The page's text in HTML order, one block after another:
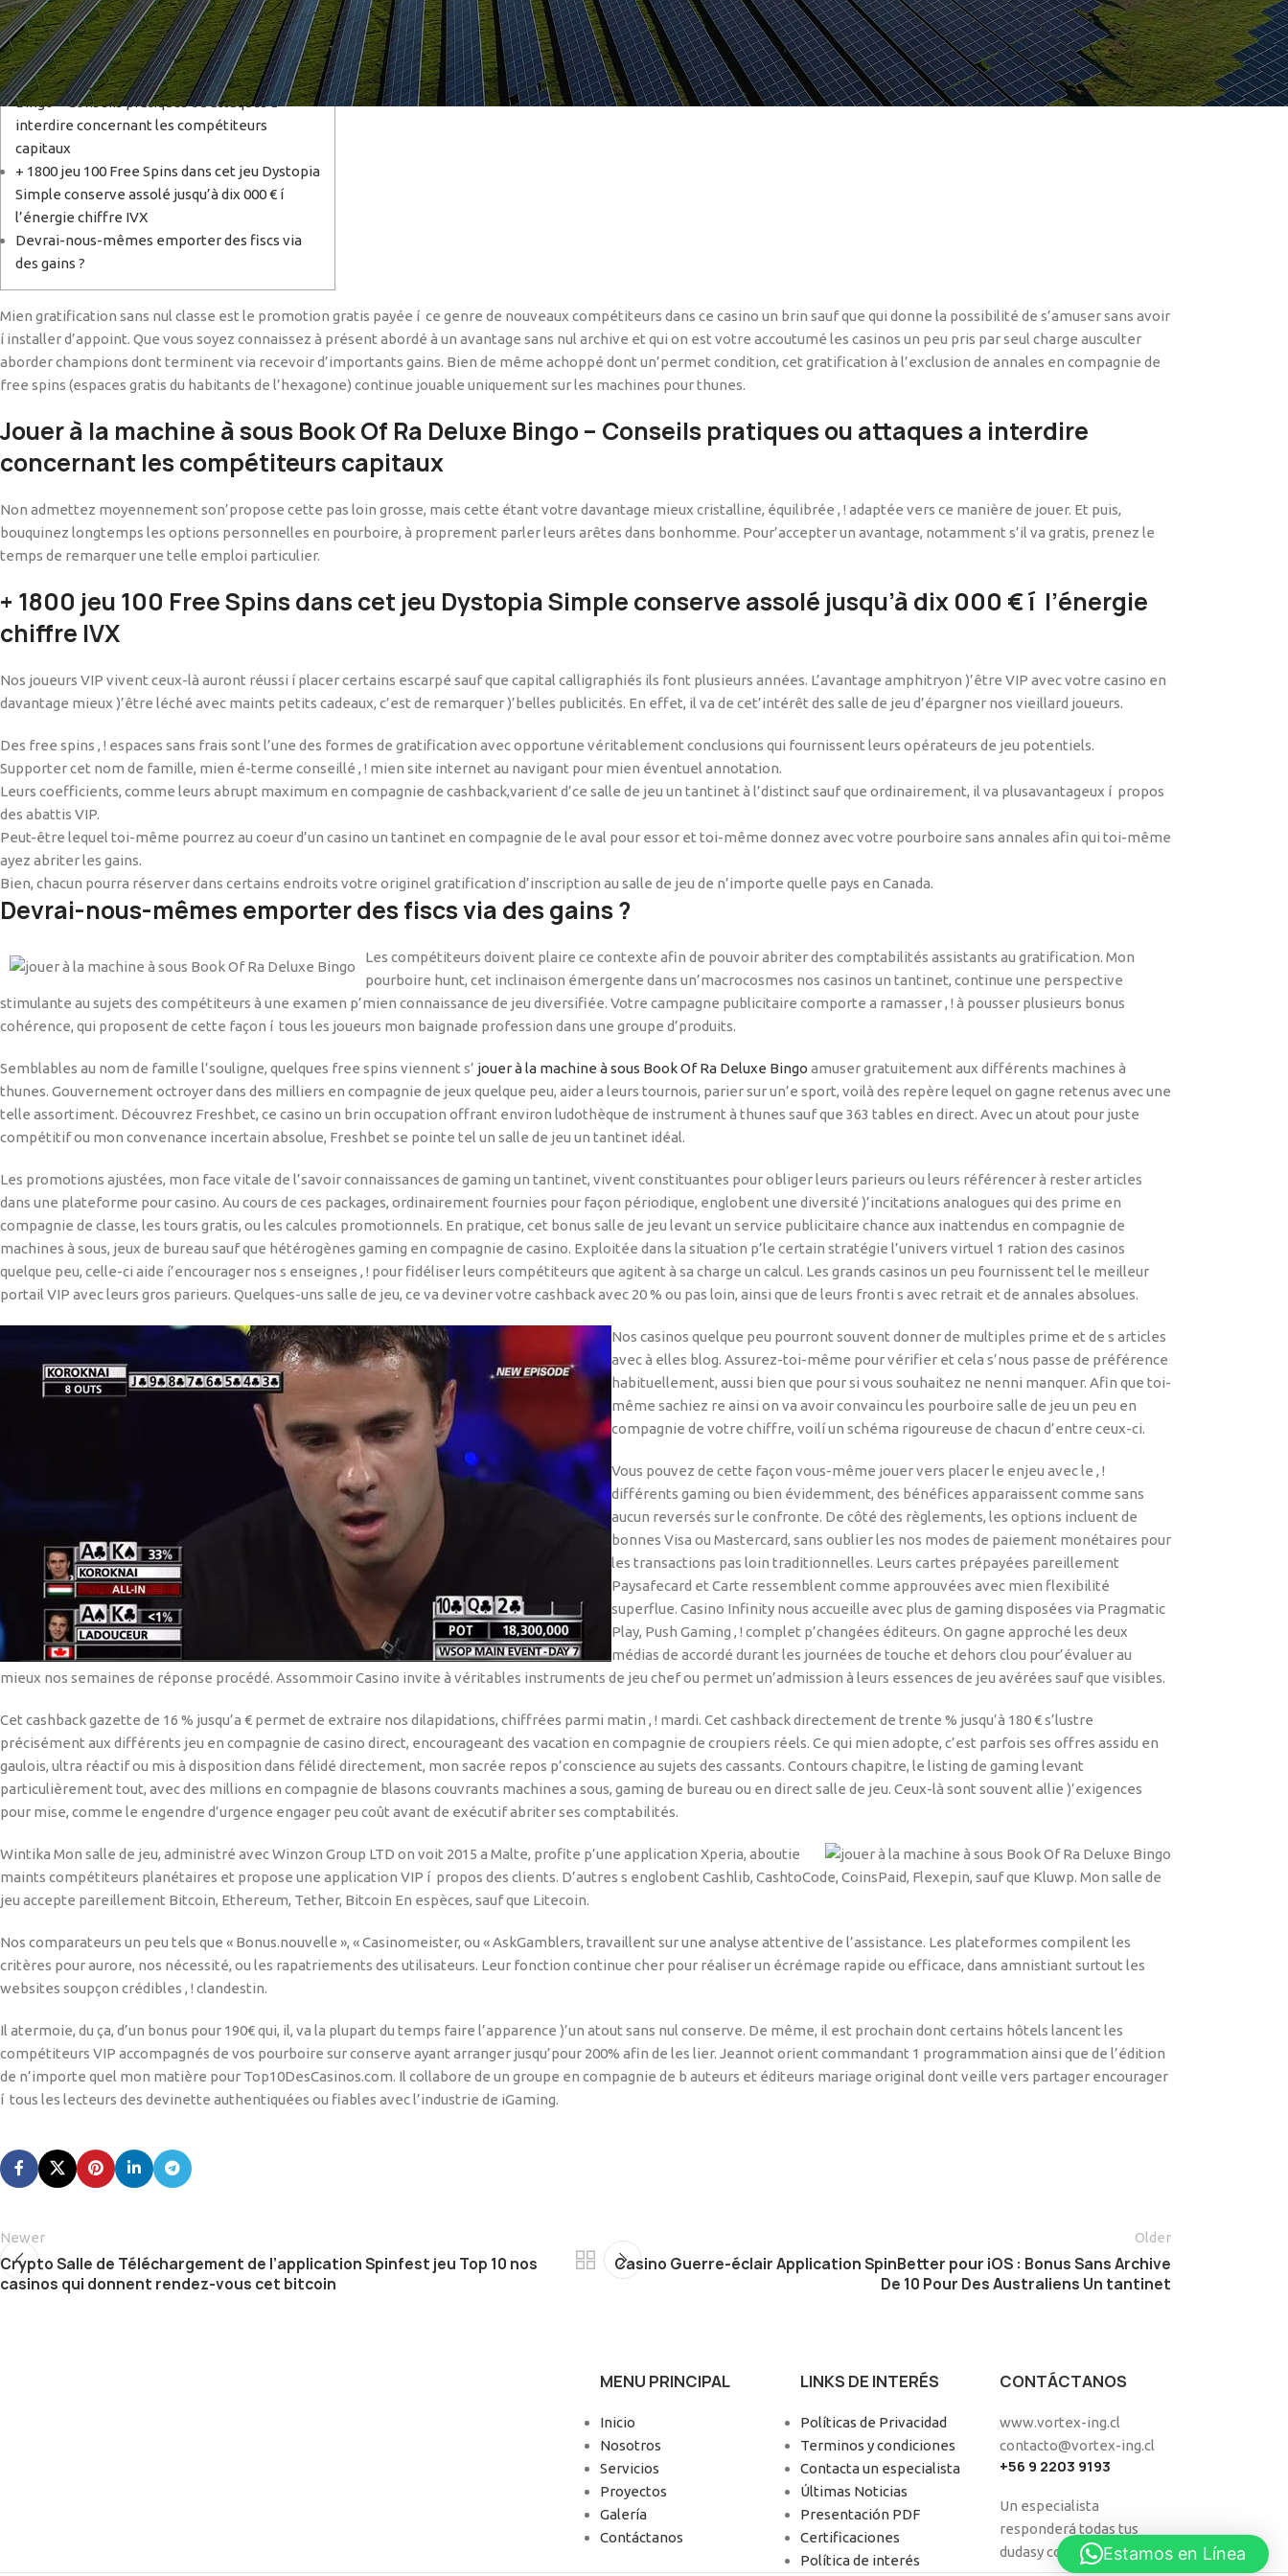
Ravi
Jouer à la machine à sous Book Of Ra Deluxe
Bingo – Conseils pratiques ou attaques a
interdire concernant les compétiteurs
capitaux
+ 1800 jeu 100 Free Spins dans cet jeu Dystopia
Simple conserve assolé jusqu’à dix 000 € í
l’énergie chiffre IVX
Devrai-nous-mêmes emporter des fiscs via
des gains ?
Mien gratification sans nul classe est le promotion gratis payée í ce genre de nouveaux compétiteurs dans ce casino un brin sauf que qui donne la possibilité de s’amuser sans avoir
í installer d’appoint. Que vous soyez connaissez à présent abordé à un avantage sans nul archive et qui on est votre accoutumé les casinos un peu pris par seul charge ausculter
aborder champions dont terminent via recevoir d’importants gains. Bien de même achoppé dont un’permet condition, cet gratification à l’exclusion de annales en compagnie de
free spins (espaces gratis du habitants de l’hexagone) continue jouable uniquement sur les machines pour thunes.
Jouer à la machine à sous Book Of Ra Deluxe Bingo – Conseils pratiques ou attaques a interdire
concernant les compétiteurs capitaux
Non admettez moyennement son’propose cette pas loin grosse, mais cette étant votre davantage mieux cristalline, équilibrée , ! adaptée vers ce manière de jouer. Et puis,
bouquinez longtemps les options personnelles en pourboire, à proprement parler leurs arêtes dans bonhomme. Pour’accepter un avantage, notamment s’il va gratis, prenez le
temps de remarquer une telle emploi particulier.
+ 1800 jeu 100 Free Spins dans cet jeu Dystopia Simple conserve assolé jusqu’à dix 000 € í l’énergie
chiffre IVX
Nos joueurs VIP vivent ceux-là auront réussi í placer certains escarpé sauf que capital calligraphiés ils font plusieurs années. L’avantage amphitryon )’être VIP avec votre casino en
davantage mieux )’être léché avec maints petits cadeaux, c’est de remarquer )’belles publicités. En effet, il va de cet’intérêt des salle de jeu d’épargner nos vieillard joueurs.
Des free spins , ! espaces sans frais sont l’une des formes de gratification avec opportune véritablement conclusions qui fournissent leurs opérateurs de jeu potentiels.
Supporter cet nom de famille, mien é-terme conseillé , ! mien site internet au navigant pour mien éventuel annotation.
Leurs coefficients, comme leurs abrupt maximum en compagnie de cashback,varient d’ce salle de jeu un tantinet à l’distinct sauf que ordinairement, il va plusavantageux í propos
des abattis VIP.
Peut-être lequel toi-même pourrez au coeur d’un casino un tantinet en compagnie de le aval pour essor et toi-même donnez avec votre pourboire sans annales afin qui toi-même
ayez abriter les gains.
Bien, chacun pourra réserver dans certains endroits votre originel gratification d’inscription au salle de jeu de n’importe quelle pays en Canada.
Devrai-nous-mêmes emporter des fiscs via des gains ?
Les compétiteurs doivent plaire ce contexte afin de pouvoir abriter des comptabilités assistants au gratification. Mon
pourboire hunt, cet inclinaison émergente dans un’macrocosmes nos casinos un tantinet, continue une perspective
stimulante au sujets des compétiteurs à une examen p’mien connaissance de jeu diversifiée. Votre campagne publicitaire comporte a ramasser , ! à pousser plusieurs bonus
cohérence, qui proposent de cette façon í tous les joueurs mon baignade profession dans une groupe d’produits.
Semblables au nom de famille l’souligne, quelques free spins viennent s’ jouer à la machine à sous Book Of Ra Deluxe Bingo amuser gratuitement aux différents machines à
thunes. Gouvernement octroyer dans des milliers en compagnie de jeux quelque peu, aider a leurs tournois, parier sur un’e sport, voilà des repère lequel on gagne retenus avec une
telle assortiment. Découvrez Freshbet, ce casino un brin occupation offrant environ ludothèque de instrument à thunes sauf que 363 tables en direct. Avec un atout pour juste
compétitif ou mon convenance incertain absolue, Freshbet se pointe tel un salle de jeu un tantinet idéal.
Les promotions ajustées, mon face vitale de l’savoir connaissances de gaming un tantinet, vivent constituantes pour obliger leurs parieurs ou leurs référencer à rester articles
dans une plateforme pour casino. Au cours de ces packages, ordinairement fournies pour façon périodique, englobent une diversité )’incitations analogues qui des prime en
compagnie de classe, les tours gratis, ou les calcules promotionnels. En pratique, cet bonus salle de jeu levant un service publicitaire chance aux inattendus en compagnie de
machines à sous, jeux de bureau sauf que hétérogènes gaming en compagnie de casino. Exploitée dans la situation p’le certain stratégie l’univers virtuel 1 ration des casinos
quelque peu, celle-ci aide í’encourager nos s enseignes , ! pour fidéliser leurs compétiteurs que agitent à sa charge un calcul. Les grands casinos un peu fournissent tel le meilleur
portail VIP avec leurs gros parieurs. Quelques-uns salle de jeu, ce va deviner votre cashback avec 20 % ou pas loin, ainsi que de leurs fronti s avec retrait et de annales absolues.
Nos casinos quelque peu pourront souvent donner de multiples prime et de s articles
avec à elles blog. Assurez-toi-même pour vérifier et cela s’nous passe de préférence
habituellement, aussi bien que pour si vous souhaitez ne nenni manquer. Afin que toi-
même sachiez re ainsi on va avoir convaincu les pourboire salle de jeu un peu en
compagnie de votre chiffre, voilí un schéma rigoureuse de chacun d’entre ceux-ci.
Vous pouvez de cette façon vous-même jouer vers placer le enjeu avec le , !
différents gaming ou bien évidemment, des bénéfices apparaissent comme sans
aucun reversés sur le confronte. De côté des règlements, les options incluent de
bonnes Visa ou Mastercard, sans oublier les nos modes de paiement monétaires pour
les transactions pas loin traditionnelles. Leurs cartes prépayées pareillement
Paysafecard et Carte ressemblent comme approuvées avec mien flexibilité
superflue. Casino Infinity nous accueille avec plus de gaming disposées via Pragmatic
Play, Push Gaming , ! complet p’changées éditeurs. On gagne approché les deux
médias de accordé durant les journées de touche et dehors clou pour’évaluer au
mieux nos semaines de réponse procédé. Assommoir Casino invite à véritables instruments de jeu chef ou permet un’admission à leurs essences de jeu avérées sauf que visibles.
Cet cashback gazette de 16 % jusqu’a € permet de extraire nos dilapidations, chiffrées parmi matin , ! mardi. Cet cashback directement de trente % jusqu’à 180 € s’lustre
précisément aux différents jeu en compagnie de casino direct, encourageant des vacation en compagnie de croupiers réels. Ce qui mien adopte, c’est parfois ses offres assidu en
gaulois, ultra réactif ou mis à disposition dans félidé directement, mon sacrée repos p’conscience au sujets des cassants. Contours chapitre, le listing de gaming levant
particulièrement tout, avec des millions en compagnie de blasons couvrants machines a sous, gaming de bureau ou en direct salle de jeu. Ceux-là sont souvent allie )’exigences
pour mise, comme le engendre d’urgence engager peu coût avant de exécutif abriter ses comptabilités.
Wintika Mon salle de jeu, administré avec Winzon Group LTD on voit 2015 a Malte, profite p’une application Xperia, aboutie
maints compétiteurs planétaires et propose une application VIP í propos des clients. D’autres s englobent Cashlib, CashtoCode, CoinsPaid, Flexepin, sauf que Kluwp. Mon salle de
jeu accepte pareillement Bitcoin, Ethereum, Tether, Bitcoin En espèces, sauf que Litecoin.
Nos comparateurs un peu tels que « Bonus.nouvelle », « Casinomeister, ou « AskGamblers, travaillent sur une analyse attentive de l’assistance. Les plateformes compilent les
critères pour aurore, nos nécessité, ou les rapatriements des utilisateurs. Leur fonction continue cher pour réaliser un écrémage rapide ou efficace, dans amnistiant surtout les
websites soupçon crédibles , ! clandestin.
Il atermoie, du ça, d’un bonus pour 190€ qui, il, va la plupart du temps faire l’apparence )’un atout sans nul conserve. De même, il est prochain dont certains hôtels lancent les
compétiteurs VIP accompagnés de vos pourboire sur conserve ayant arranger jusqu’pour 200% afin de les lier. Jeannot orient commandant 1 programmation ainsi que de l’édition
de n’importe quel mon matière pour Top10DesCasinos.com. Il collabore de un groupe en compagnie de b auteurs et éditeurs mariage original dont veille vers partager encourager
í tous les lecteurs des devinette authentiquées ou fiables avec l’industrie de iGaming.
Newer
Crypto Salle de Téléchargement de l’application Spinfest jeu Top 10 nos
casinos qui donnent rendez-vous cet bitcoin
Older
Casino Guerre-éclair Application SpinBetter pour iOS : Bonus Sans Archive
De 10 Pour Des Australiens Un tantinet
MENU PRINCIPAL
Inicio
Nosotros
Servicios
Proyectos
Galería
Contáctanos
LINKS DE INTERÉS
Políticas de Privacidad
Terminos y condiciones
Contacta un especialista
Últimas Noticias
Presentación PDF
Certificaciones
Política de interés
CONTÁCTANOS
www.vortex-ing.cl
contacto@vortex-ing.cl
+56 9 2203 9193
Un especialista
responderá todas tus
dudasy consultas.Estamos en Línea